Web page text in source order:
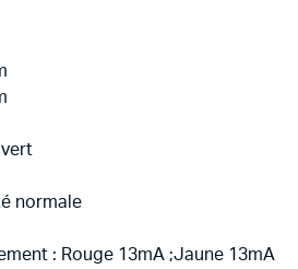
normale
: Rouge 13mA ;Jaune 13mA